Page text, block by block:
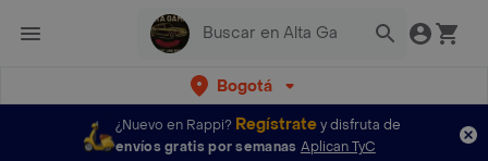
Bogotá
¿Nuevo en Rappi? Regístratey disfruta de
envíos gratis por semanas Aplican TyC